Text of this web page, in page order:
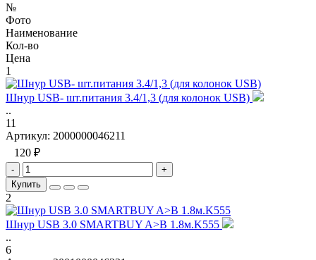
№
Фото
Наименование
Кол-во
Цена
1
Шнур USB- шт.питания 3.4/1,3 (для колонок USB)
..
11
Артикул: 2000000046211
120 ₽
-
+
Купить
2
Шнур USB 3.0 SMARTBUY A>B 1.8м.K555
..
6